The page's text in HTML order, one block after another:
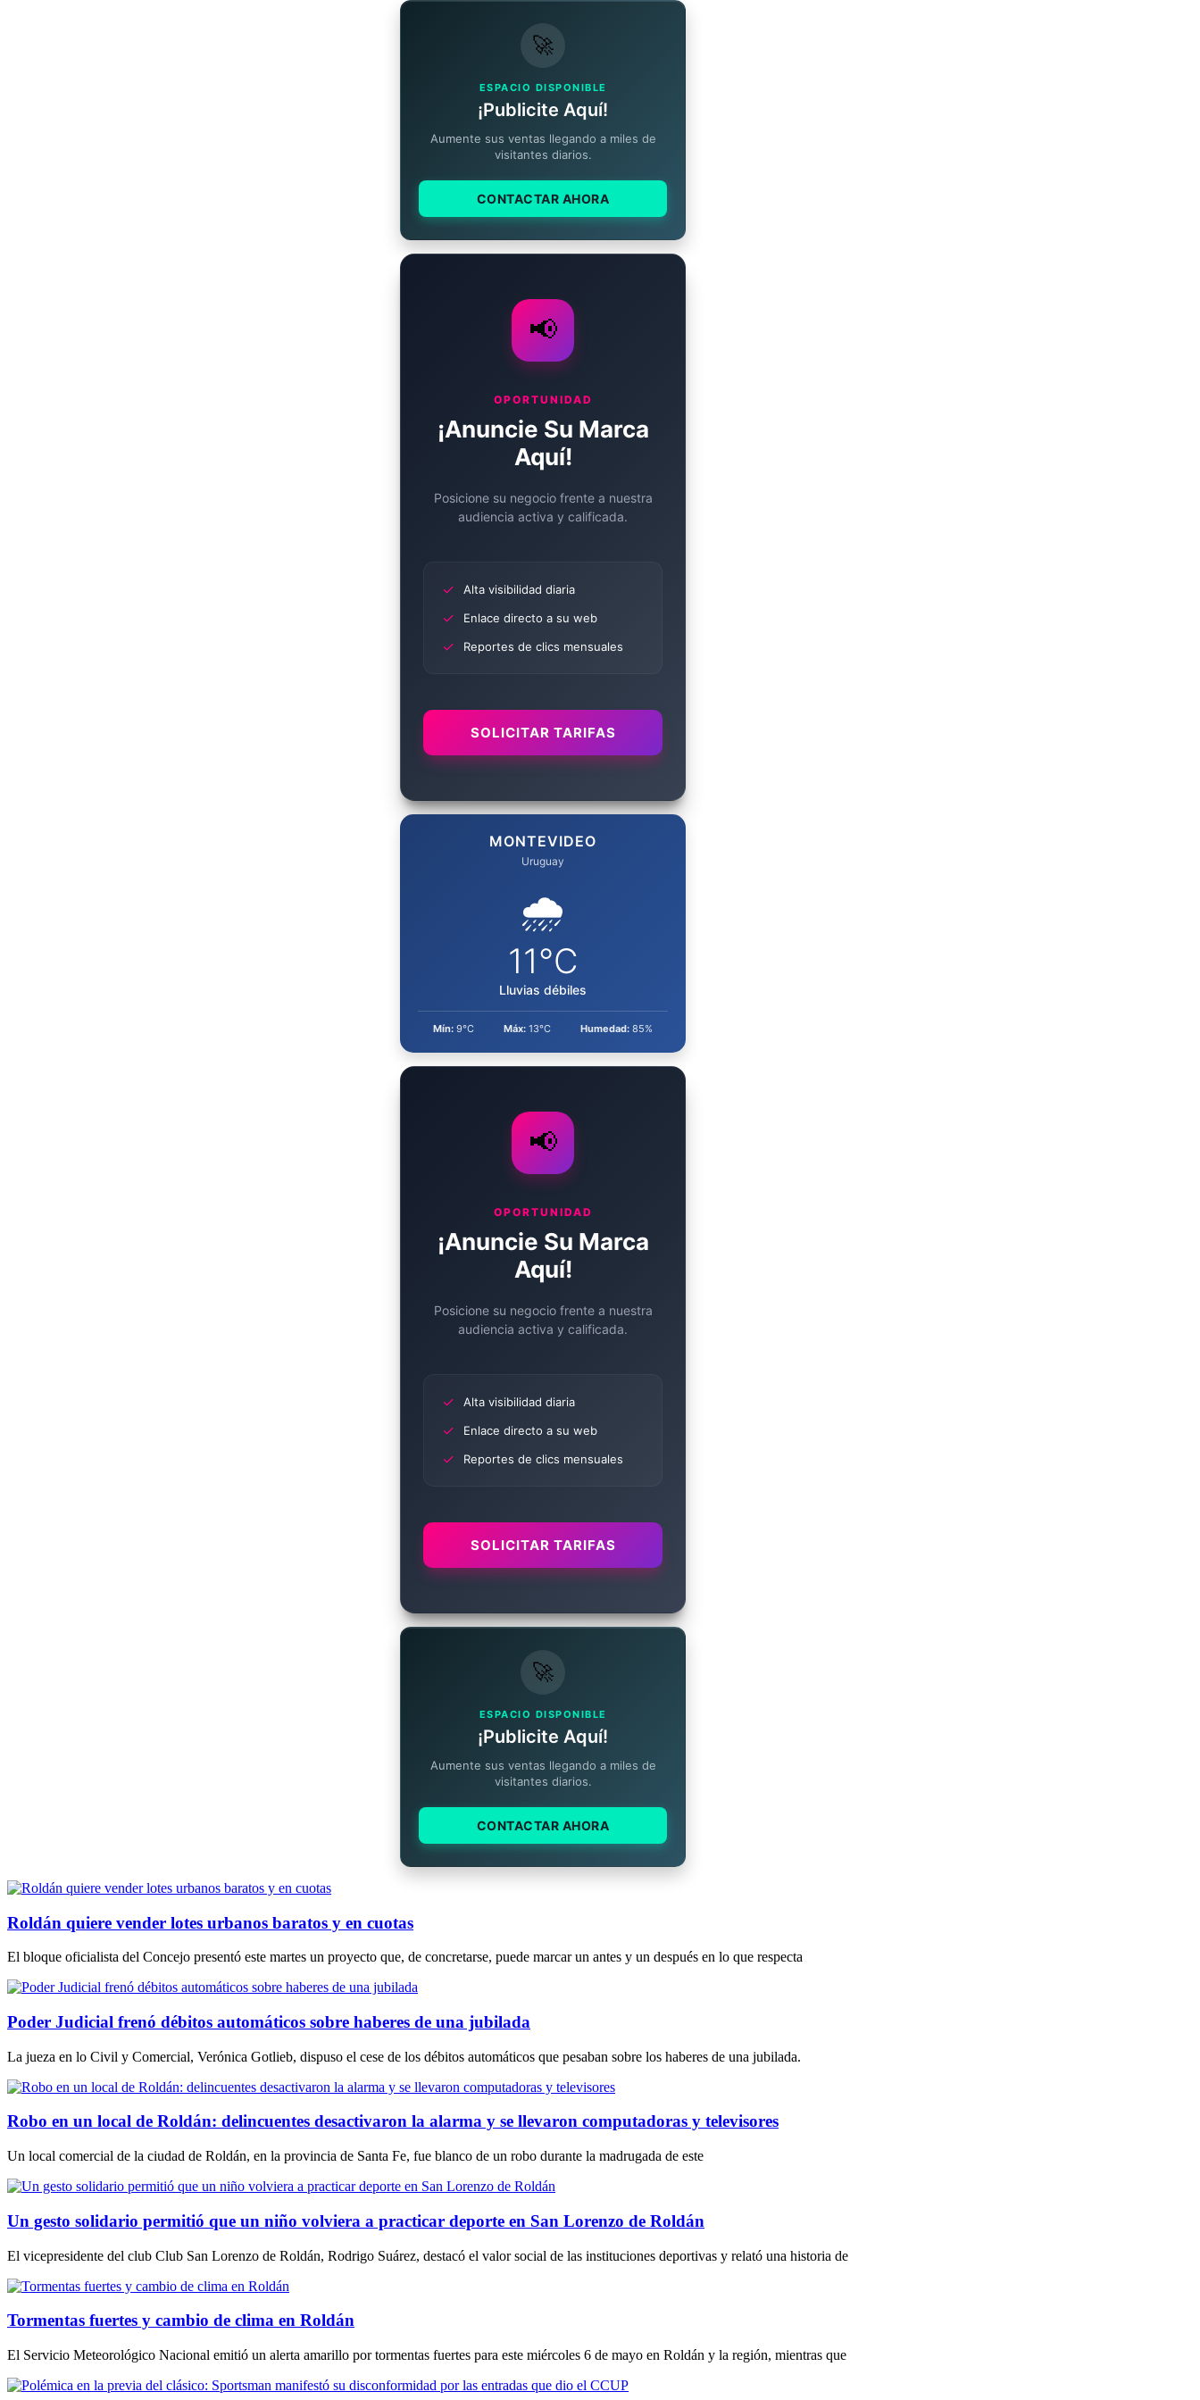
🚀
ESPACIO DISPONIBLE
¡Publicite Aquí!
Aumente sus ventas llegando a miles de
visitantes diarios.
CONTACTAR AHORA
📢
OPORTUNIDAD
¡Anuncie Su Marca
Aquí!
Posicione su negocio frente a nuestra
audiencia activa y calificada.
✓ Alta visibilidad diaria
✓ Enlace directo a su web
✓ Reportes de clics mensuales
SOLICITAR TARIFAS
MONTEVIDEO
Uruguay
🌧️
11°C
Lluvias débiles
Mín:9°C Máx:13°C Humedad: 85%
📢
OPORTUNIDAD
¡Anuncie Su Marca
Aquí!
Posicione su negocio frente a nuestra
audiencia activa y calificada.
✓ Alta visibilidad diaria
✓ Enlace directo a su web
✓ Reportes de clics mensuales
SOLICITAR TARIFAS
🚀
ESPACIO DISPONIBLE
¡Publicite Aquí!
Aumente sus ventas llegando a miles de
visitantes diarios.
CONTACTAR AHORA
Roldán quiere vender lotes urbanos baratos y en cuotas
El bloque oficialista del Concejo presentó este martes un proyecto que, de concretarse, puede marcar un antes y un después en lo que respecta
Poder Judicial frenó débitos automáticos sobre haberes de una jubilada
La jueza en lo Civil y Comercial, Verónica Gotlieb, dispuso el cese de los débitos automáticos que pesaban sobre los haberes de una jubilada.
Robo en un local de Roldán: delincuentes desactivaron la alarma y se llevaron computadoras y televisores
Un local comercial de la ciudad de Roldán, en la provincia de Santa Fe, fue blanco de un robo durante la madrugada de este
Un gesto solidario permitió que un niño volviera a practicar deporte en San Lorenzo de Roldán
El vicepresidente del club Club San Lorenzo de Roldán, Rodrigo Suárez, destacó el valor social de las instituciones deportivas y relató una historia de
Tormentas fuertes y cambio de clima en Roldán
El Servicio Meteorológico Nacional emitió un alerta amarillo por tormentas fuertes para este miércoles 6 de mayo en Roldán y la región, mientras que